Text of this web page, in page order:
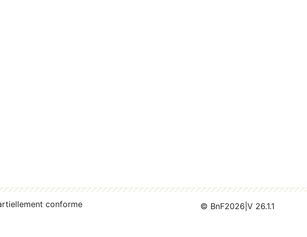
conforme © BnF2026 V 26.1.1